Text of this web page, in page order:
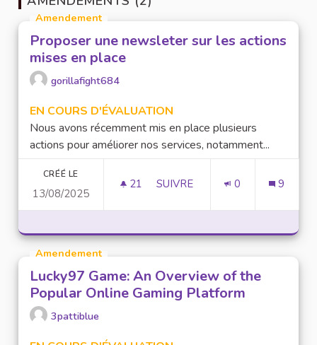
Amendement
Proposer une newsleter sur les actions
mises en place
gorillafight684
EN COURS D'ÉVALUATION
Nous avons récemment mis en place plusieurs
actions pour améliorer nos services, notamment...
CRÉÉ LE
13/08/2025
21 21 ABONNÉS
SUIVRE 0 9
Amendement
Lucky97 Game: An Overview of the
Popular Online Gaming Platform
3pattiblue